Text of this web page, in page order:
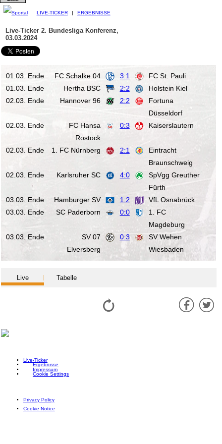
LIVE-TICKER | ERGEBNISSE
Live-Ticker 2. Bundesliga Konferenz,
03.03.2024
01.03. Ende FC Schalke 04 3:1
FC St. Pauli
01.03. Ende
Hertha BSC 2:2
Holstein Kiel
02.03. Ende
Hannover 96 2:2
Fortuna
Düsseldorf
02.03. Ende
FC Hansa
Rostock
0:3 Kaiserslautern
02.03. Ende 1. FC Nürnberg 2:1
Eintracht
Braunschweig
02.03. Ende
Karlsruher SC 4:0
SpVgg Greuther
Fürth
03.03. Ende
Hamburger SV 1:2
VfL Osnabrück
03.03. Ende
SC Paderborn 0:0
1. FC
Magdeburg
03.03. Ende
SV 07
Elversberg
0:3
SV Wehen
Wiesbaden
Live Tabelle
Live-Ticker
Ergebnisse
Impressum
Cookie Settings
Privacy Policy
Cookie Notice